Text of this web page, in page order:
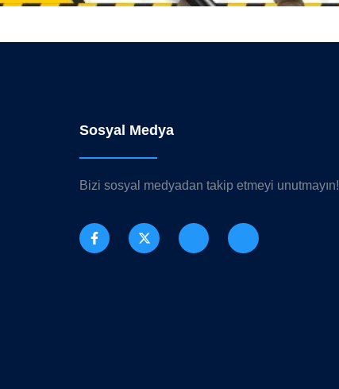
Sosyal Medya
Bizi sosyal medyadan takip etmeyi unutmayın!